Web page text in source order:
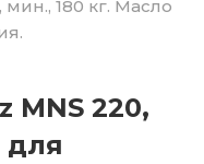
180 кг. Масло
MNS 220,
для